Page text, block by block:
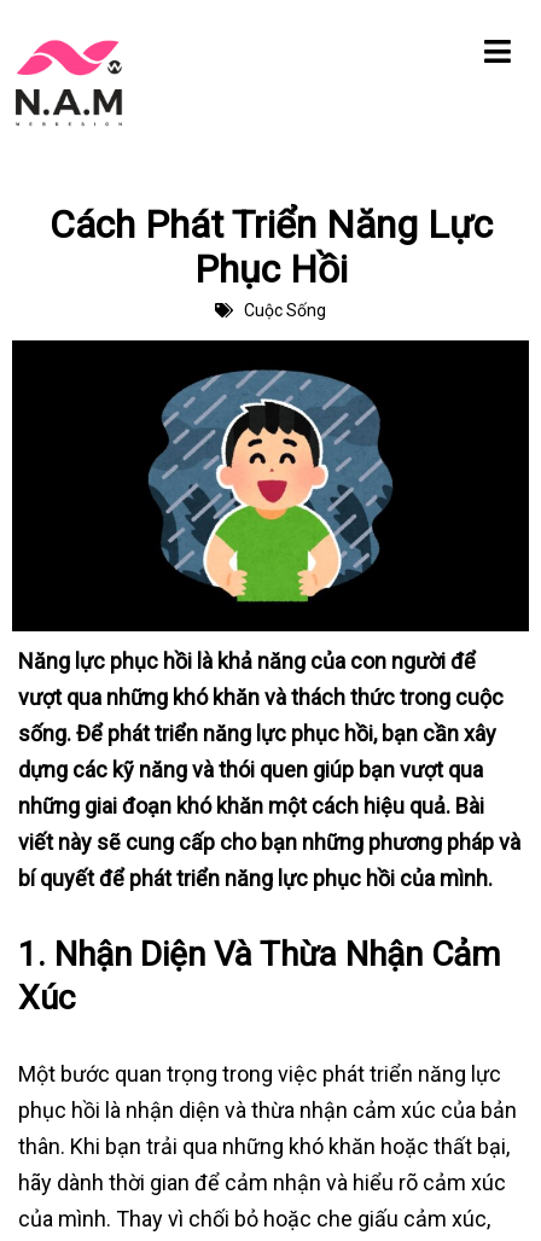
Chuyển
tới
Cách Phát Triển Năng Lực
Phục Hồi
Cuộc Sống
Năng lực phục hồi là khả năng của con người để
vượt qua những khó khăn và thách thức trong cuộc
sống. Để phát triển năng lực phục hồi, bạn cần xây
dựng các kỹ năng và thói quen giúp bạn vượt qua
những giai đoạn khó khăn một cách hiệu quả. Bài
viết này sẽ cung cấp cho bạn những phương pháp và
bí quyết để phát triển năng lực phục hồi của mình.
1. Nhận Diện Và Thừa Nhận Cảm
Xúc
Một bước quan trọng trong việc phát triển năng lực
phục hồi là nhận diện và thừa nhận cảm xúc của bản
thân. Khi bạn trải qua những khó khăn hoặc thất bại,
hãy dành thời gian để cảm nhận và hiểu rõ cảm xúc
của mình. Thay vì chối bỏ hoặc che giấu cảm xúc,